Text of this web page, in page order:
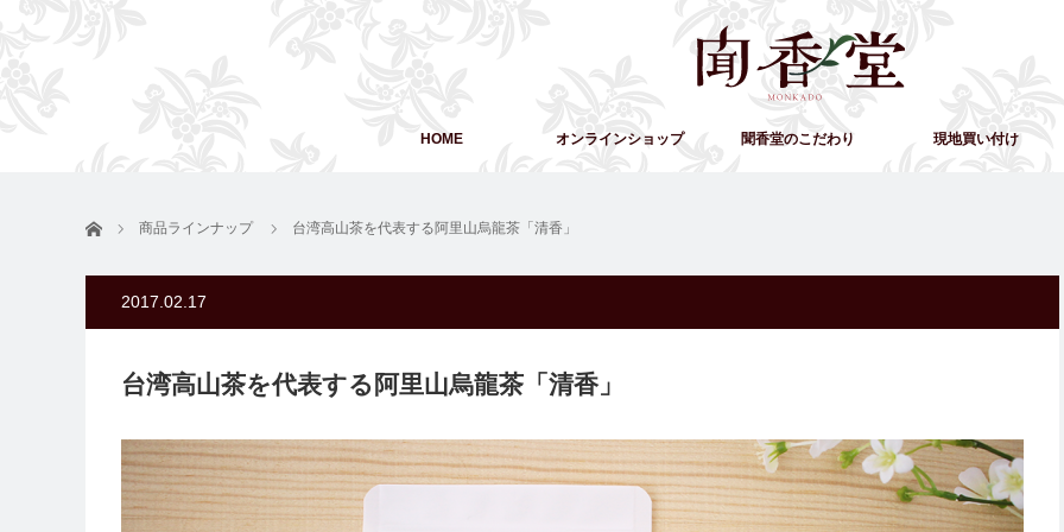
HOME オンラインショップ 聞香堂のこだわり 現地買い付け
ホーム 商品ラインナップ 台湾高山茶を代表する阿里山烏龍茶「清香」
2017.02.17
台湾高山茶を代表する阿里山烏龍茶「清香」